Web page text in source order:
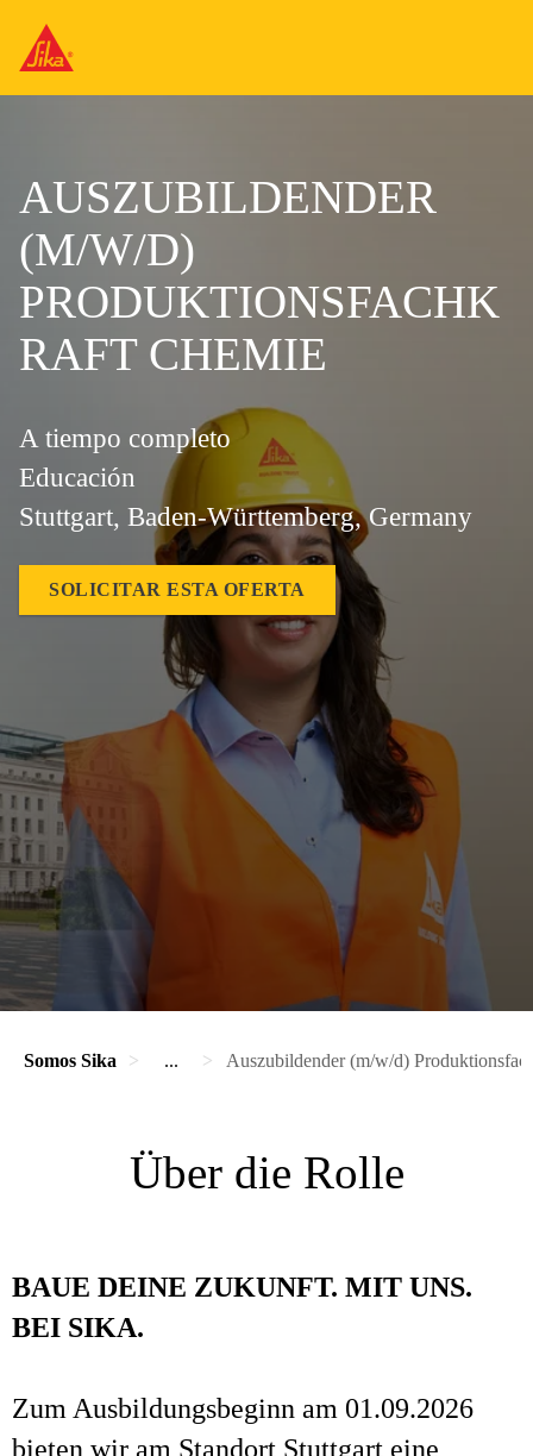
AUSZUBILDENDER
(M/W/D)
PRODUKTIONSFACHK
RAFT CHEMIE
A tiempo completo
Educación
Stuttgart, Baden-Württemberg, Germany
SOLICITAR ESTA OFERTA
Somos Sika ... Auszubildender (m/w/d)
Über die Rolle
BAUE DEINE ZUKUNFT. MIT UNS.
BEI SIKA.
Zum Ausbildungsbeginn am 01.09.2026
bieten wir am Standort Stuttgart eine